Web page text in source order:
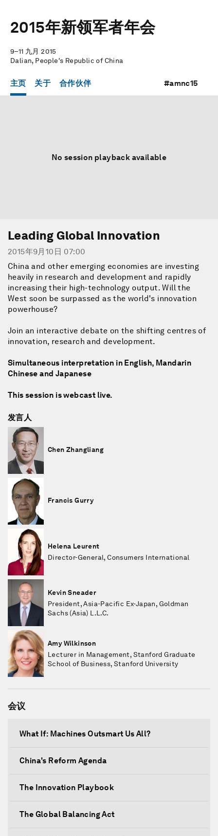
2015年新领军者年会
9–11 九月 2015
Dalian, People's Republic of China
主页 关于 合作伙伴 #amnc15
No session playback available
Leading Global Innovation
2015年9月10日 07:00
China and other emerging economies are investing
heavily in research and development and rapidly
increasing their high-technology output. Will the
West soon be surpassed as the world's innovation
powerhouse?
Join an interactive debate on the shifting centres of
innovation, research and development.
Simultaneous interpretation in English, Mandarin
Chinese and Japanese
This session is webcast live.
发言人
Chen Zhangliang
Francis Gurry
Helena Leurent
Director-General, Consumers International
Kevin Sneader
President, Asia-Pacific Ex-Japan, Goldman
Sachs (Asia) L.L.C.
Amy Wilkinson
Lecturer in Management, Stanford Graduate
School of Business, Stanford University
会议
What If: Machines Outsmart Us All?
China's Reform Agenda
The Innovation Playbook
The Global Balancing Act